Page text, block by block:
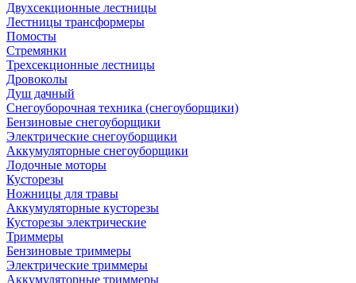
Двухсекционные лестницы
Лестницы трансформеры
Помосты
Стремянки
Трехсекционные лестницы
Дровоколы
Душ дачный
Снегоуборочная техника (снегоуборщики)
Бензиновые снегоуборщики
Электрические снегоуборщики
Аккумуляторные снегоуборщики
Лодочные моторы
Кусторезы
Ножницы для травы
Аккумуляторные кусторезы
Кусторезы электрические
Триммеры
Бензиновые триммеры
Электрические триммеры
Аккумуляторные триммеры